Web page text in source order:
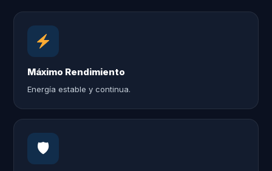
Máximo Rendimiento
Energía estable y continua.
🛡